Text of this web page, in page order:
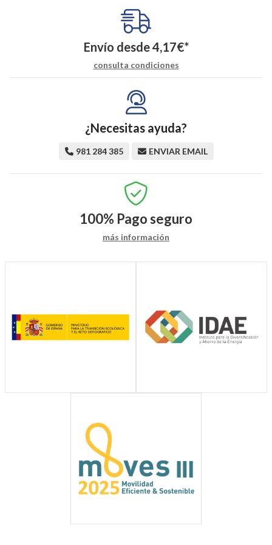
Envío desde4,17€*
consulta condiciones
¿Necesitas ayuda?
981 284 385 ENVIAR EMAIL
100% Pago seguro
más información